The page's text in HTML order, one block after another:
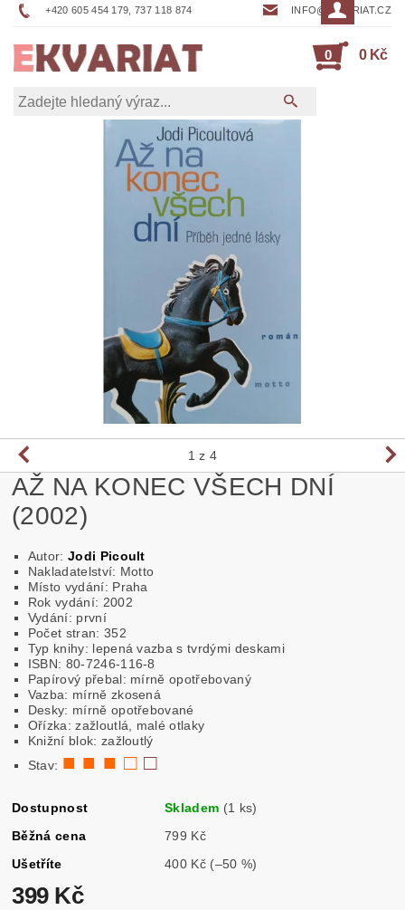
+420 605 454 179, 737 118 874 INFO@EKVARIAT.CZ
0 0 Kč
1 z 4
AŽ NA KONEC VŠECH DNÍ
(2002)
Autor: Jodi Picoult
Nakladatelství: Motto
Místo vydání: Praha
Rok vydání: 2002
Vydání: první
Počet stran: 352
Typ knihy: lepená vazba s tvrdými deskami
ISBN: 80-7246-116-8
Papírový přebal: mírně opotřebovaný
Vazba: mírně zkosená
Desky: mírně opotřebované
Ořízka: zažloutlá, malé otlaky
Knižní blok: zažloutlý
Stav: ■ ■ ■ □ □
Dostupnost Skladem (1 ks)
Běžná cena
799 Kč
Ušetříte
400 Kč (–50 %)
399 Kč